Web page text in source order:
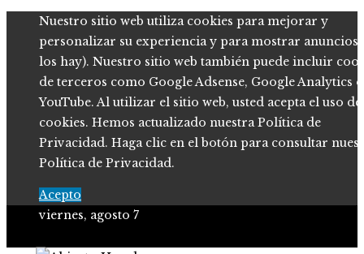
Nuestro sitio web utiliza cookies para mejorar y
personalizar su experiencia y para mostrar anuncios
los hay). Nuestro sitio web también puede incluir
de terceros como Google Adsense, Google Analytics o
YouTube. Al utilizar el sitio web, usted acepta el uso de
cookies. Hemos actualizado nuestra Política de
Privacidad. Haga clic en el botón para consultar
Política de Privacidad.
Acepto
viernes, agosto 7